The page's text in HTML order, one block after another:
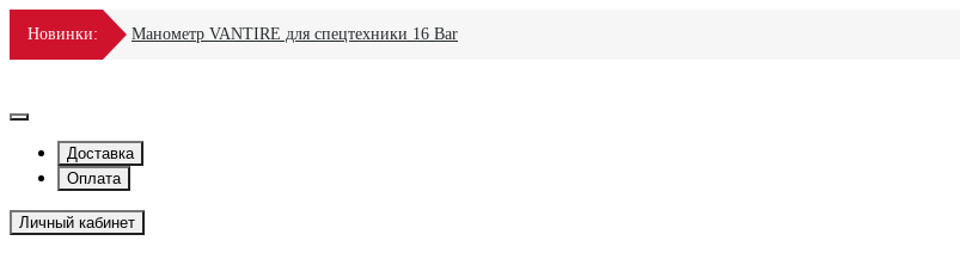
Новинки: Манометр VANTIRE для спецтехники 16 Bar
Доставка
Оплата
Личный кабинет